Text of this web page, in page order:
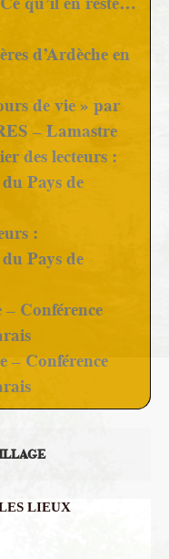
d’Ardèche en
de vie » par
– Lamastre
des lecteurs :
Pays de
:
Pays de
Conférence
– Conférence